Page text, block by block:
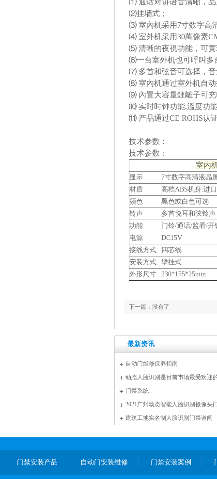
⑴ 通话对讲语音清晰，
⑵挂墻式；
⑶ 室內机采用7寸数字高
⑷ 室外机采用30萬像素
⑸ 清晰的夜視功能，可實
⑹一台室外机也可呼叫多
⑺ 多首和弦音可选择，
⑻ 室內机通过室外机自
⑼ 內置大容量鋰離子可
⑽ 实时时钟功能,溫度功
⑾ 产品通过CE ROHS认
技术参数：
技术参数：
室内
显示
7寸数字高清液晶
材质
高档ABS机身.进
颜色
黑色或白色可选
铃声
多首悦耳和弦铃声
功能
门铃/通话/监看/开
电源
DC15V
接线方式
四芯线
安装方式
壁挂式
外形尺寸
230*155*25mm
下一篇：没有了
最新资讯
自动门维修保养指南
动态人脸识别是目前市场最受欢迎
门禁系统
2021广州动态智能人脸识别摄像头
建筑工地实名制人脸识别门禁道闸
门禁安装产品 自动门安装维修 门禁安装案例